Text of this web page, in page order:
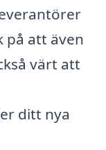
på att även
värt att
ditt nya